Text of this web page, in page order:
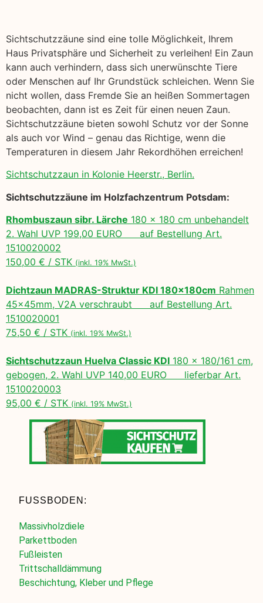
Sichtschutzzäune sind eine tolle Möglichkeit, Ihrem
Haus Privatsphäre und Sicherheit zu verleihen! Ein Zaun
kann auch verhindern, dass sich unerwünschte Tiere
oder Menschen auf Ihr Grundstück schleichen. Wenn Sie
nicht wollen, dass Fremde Sie an heißen Sommertagen
beobachten, dann ist es Zeit für einen neuen Zaun.
Sichtschutzzäune bieten sowohl Schutz vor der Sonne
als auch vor Wind – genau das Richtige, wenn die
Temperaturen in diesem Jahr Rekordhöhen erreichen!
Sichtschutzzaun in Kolonie Heerstr., Berlin.
Sichtschutzzäune im Holzfachzentrum Potsdam:
Rhombuszaun sibr. Lärche 180 x 180 cm unbehandelt
2. Wahl UVP 199,00 EURO auf Bestellung Art.
1510020002
150,00 € / STK (inkl. 19% MwSt.)
Dichtzaun MADRAS-Struktur KDI 180x180cm Rahmen
45x45mm, V2A verschraubt auf Bestellung Art.
1510020001
75,50 € / STK (inkl. 19% MwSt.)
Sichtschutzzaun Huelva Classic KDI 180 x 180/161 cm,
gebogen, 2. Wahl UVP 140,00 EURO lieferbar Art.
1510020003
95,00 € / STK (inkl. 19% MwSt.)
FUSSBODEN:
Massivholzdiele
Parkettboden
Fußleisten
Trittschalldämmung
Beschichtung, Kleber und Pflege